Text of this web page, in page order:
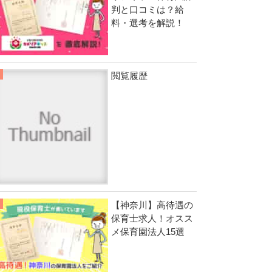
判と口コミは？給
料・選考を解説！
閲覧履歴
【神奈川】高待遇の
保育士求人！オスス
メ保育園法人15選